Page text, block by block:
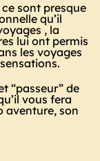
sont presque
qu’il
, la
lui ont permis
les voyages
“passeur” de
vous fera
aventure, son